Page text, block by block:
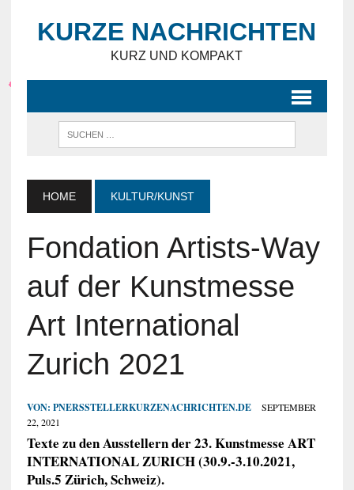
KURZE NACHRICHTEN
KURZ UND KOMPAKT
HOME KULTUR/KUNST
Fondation Artists-Way
auf der Kunstmesse
Art International
Zurich 2021
VON: PNERSSTELLERKURZENACHRICHTEN.DE
SEPTEMBER
22, 2021
Texte zu den Ausstellern der 23. Kunstmesse ART
INTERNATIONAL ZURICH (30.9.-3.10.2021,
Puls.5 Zürich, Schweiz).